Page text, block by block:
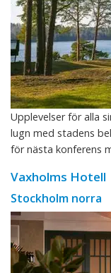
Upplevelser för alla
lugn med stadens
för nästa konferens
Vaxholms Hotell
Stockholm norra